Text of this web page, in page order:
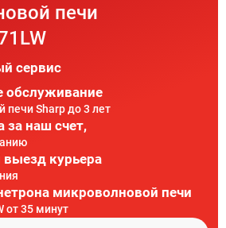
печи
сервис
обслуживание
печи Sharp до 3 лет
за наш счет,
курьера
микроволновой печи
от 35 минут